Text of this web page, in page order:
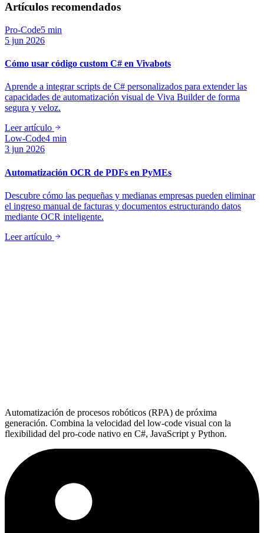
Artículos recomendados
Pro-Code5 min
5 jun 2026
Cómo usar código custom C# en Vivabots
Aprende a integrar scripts de C# personalizados para extender las
capacidades de automatización visual de Viva Builder de forma
segura y veloz.
Leer artículo
Low-Code4 min
3 jun 2026
Automatización OCR de PDFs en PyMEs
Descubre cómo las pequeñas y medianas empresas pueden eliminar
el ingreso manual de facturas y documentos estructurando datos
mediante OCR inteligente.
Leer artículo
Automatización de procesos robóticos (RPA) de próxima
generación. Combina la velocidad del low-code visual con la
flexibilidad del pro-code nativo en C#, JavaScript y Python.